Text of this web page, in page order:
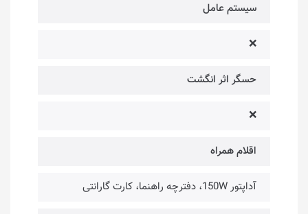
سیستم عامل
❌
حسگر اثر انگشت
❌
اقلام همراه
آداپتور 150W، دفترچه راهنما، کارت گارانتی